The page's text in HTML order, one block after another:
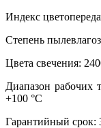
Индекс
Степень
Цвета свечения:
Диапазон рабочих
+100 °C
Гарантийный срок: